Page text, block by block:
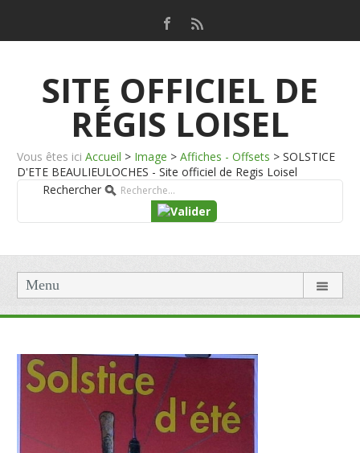
SITE OFFICIEL DE
RÉGIS LOISEL
Vous êtes ici Accueil > Image > Affiches - Offsets > SOLSTICE
D'ETE BEAULIEULOCHES - Site officiel de Regis Loisel
Rechercher
Menu